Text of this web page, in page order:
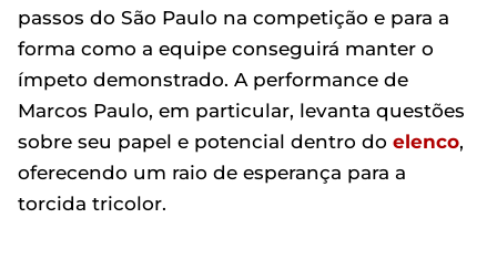
passos do São Paulo na competição e para a
forma como a equipe conseguirá manter o
ímpeto demonstrado. A performance de
Marcos Paulo, em particular, levanta questões
sobre seu papel e potencial dentro do elenco,
oferecendo um raio de esperança para a
torcida tricolor.